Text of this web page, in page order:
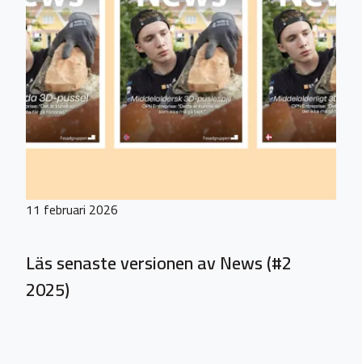
11 februari 2026
Läs senaste versionen av News (#2
2025)